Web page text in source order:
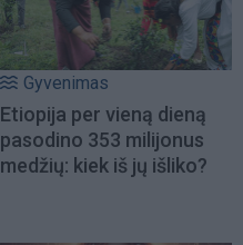
Gyvenimas
Etiopija per vieną dieną
pasodino 353 milijonus
medžių: kiek iš jų išliko?